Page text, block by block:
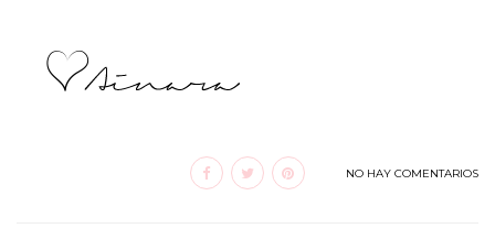
NO HAY COMENTARIOS